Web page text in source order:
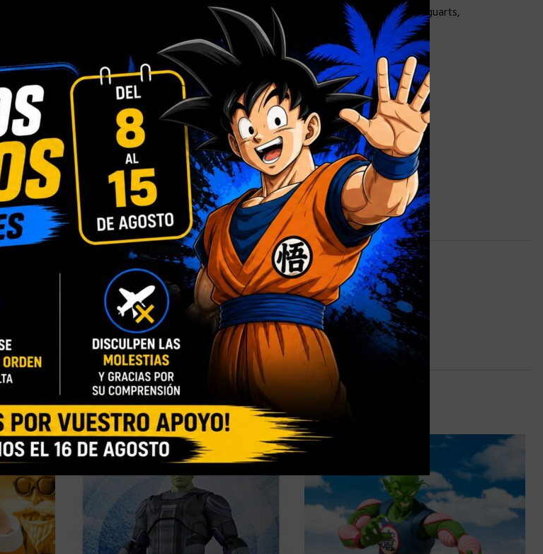
OTROS ANIME,Otros Figuarts OTROS STOCK,S. H. Figuarts,
Compartir:
INFORMACIÓN ADICIONAL
0,9 kg